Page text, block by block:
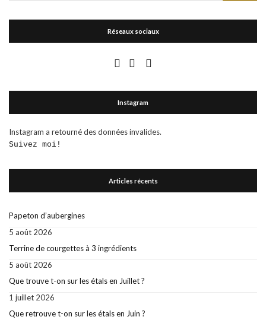
Réseaux sociaux
Instagram
Instagram a retourné des données invalides.
Suivez moi!
Articles récents
Papeton d’aubergines
5 août 2026
Terrine de courgettes à 3 ingrédients
5 août 2026
Que trouve t-on sur les étals en Juillet ?
1 juillet 2026
Que retrouve t-on sur les étals en Juin ?